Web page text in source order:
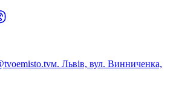
м. Львів, вул. Винниченка,